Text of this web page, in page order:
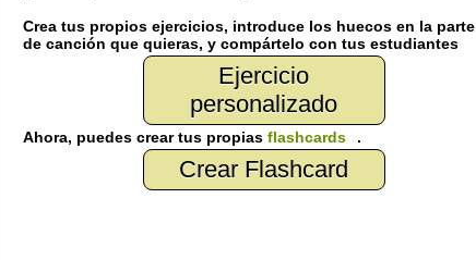
Creatus propios ejercicios, introduce los huecos en la parte
de canción que quieras, y compártelo con tus estudiantes
Ejercicio
personalizado
Ahora, puedes creartus propias flashcards .
Crear Flashcard